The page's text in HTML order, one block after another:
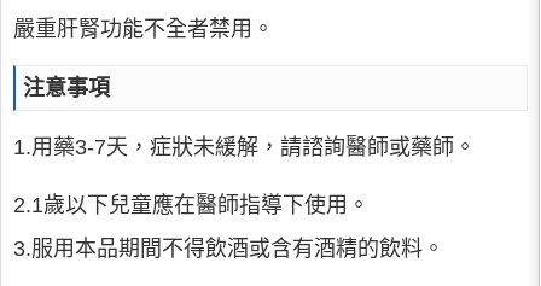
嚴重肝腎功能不全者禁用。
注意事項
1.用藥3-7天，症狀未緩解，請諮詢醫師或藥師。
2.1歲以下兒童應在醫師指導下使用。
3.服用本品期間不得飲酒或含有酒精的飲料。